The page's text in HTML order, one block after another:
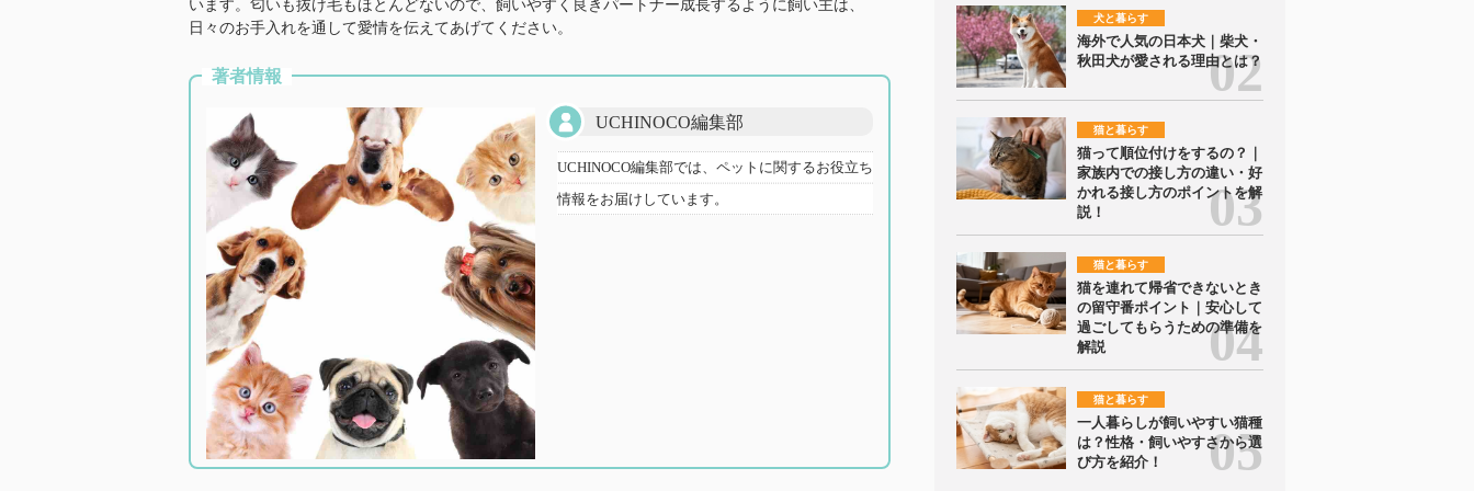
います。匂いも抜け毛もほとんどないので、飼いやすく良きパートナー成長するように飼い主は、
日々のお手入れを通して愛情を伝えてあげてください。
著者情報
UCHINOCO編集部
UCHINOCO編集部では、ペットに関するお役立ち
情報をお届けしています。
犬と暮らす
海外で人気の日本犬｜柴犬・
秋田犬が愛される理由とは？
猫と暮らす
猫って順位付けをするの？｜
家族内での接し方の違い・好
かれる接し方のポイントを解
説！
猫と暮らす
猫を連れて帰省できないとき
の留守番ポイント｜安心して
過ごしてもらうための準備を
解説
猫と暮らす
一人暮らしが飼いやすい猫種
は？性格・飼いやすさから選
び方を紹介！